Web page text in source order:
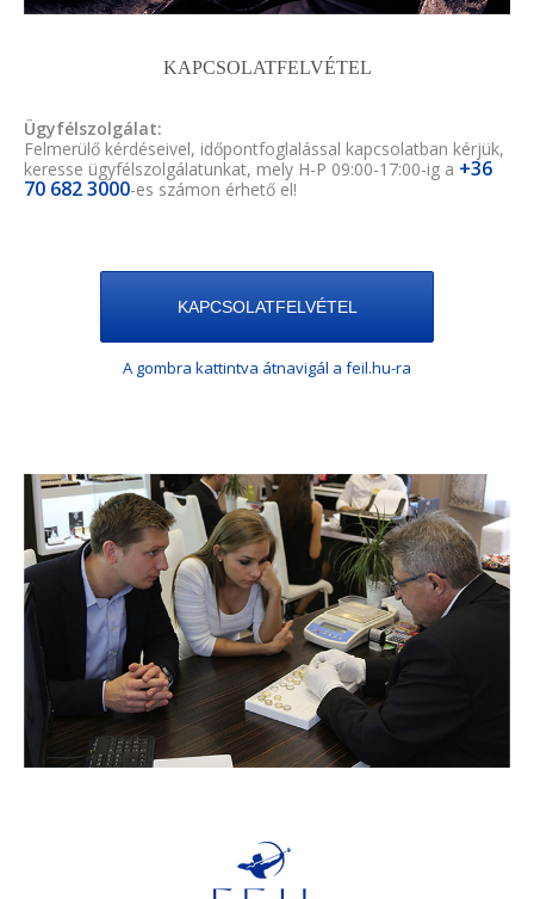
KAPCSOLATFELVÉTEL
Ügyfélszolgálat:
Felmerülő kérdéseivel, időpontfoglalással kapcsolatban kérjük,
keresse ügyfélszolgálatunkat, mely H-P 09:00-17:00-ig a +36
70 682 3000-es számon érhető el!
KAPCSOLATFELVÉTEL
A gombra kattintva átnavigál a feil.hu-ra